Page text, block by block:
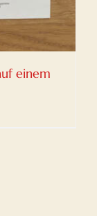
einem